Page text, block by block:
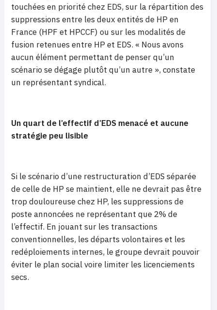
touchées en priorité chez EDS, sur la répartition des
suppressions entre les deux entités de HP en
France (HPF et HPCCF) ou sur les modalités de
fusion retenues entre HP et EDS. « Nous avons
aucun élément permettant de penser qu’un
scénario se dégage plutôt qu’un autre », constate
un représentant syndical.
Un quart de l’effectif d’EDS menacé et aucune
stratégie peu lisible
Si le scénario d’une restructuration d’EDS séparée
de celle de HP se maintient, elle ne devrait pas être
trop douloureuse chez HP, les suppressions de
poste annoncées ne représentant que 2% de
l’effectif. En jouant sur les transactions
conventionnelles, les départs volontaires et les
redéploiements internes, le groupe devrait pouvoir
éviter le plan social voire limiter les licenciements
secs.